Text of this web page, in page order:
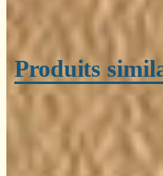
Produits